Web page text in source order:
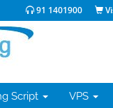
91 1401900
Script VPS